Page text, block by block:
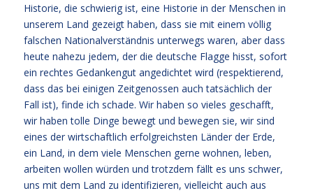
Historie, die schwierig ist, eine Historie in der Menschen in
unserem Land gezeigt haben, dass sie mit einem völlig
falschen Nationalverständnis unterwegs waren, aber dass
heute nahezu jedem, der die deutsche Flagge hisst, sofort
ein rechtes Gedankengut angedichtet wird (respektierend,
dass das bei einigen Zeitgenossen auch tatsächlich der
Fall ist), finde ich schade. Wir haben so vieles geschafft,
wir haben tolle Dinge bewegt und bewegen sie, wir sind
eines der wirtschaftlich erfolgreichsten Länder der Erde,
ein Land, in dem viele Menschen gerne wohnen, leben,
arbeiten wollen würden und trotzdem fällt es uns schwer,
uns mit dem Land zu identifizieren, vielleicht auch aus